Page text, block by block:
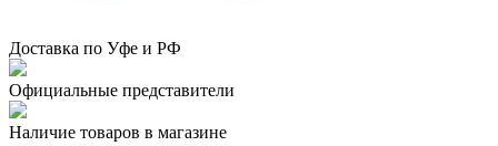
Доставка по Уфе и РФ
Официальные представители
Наличие товаров в магазине